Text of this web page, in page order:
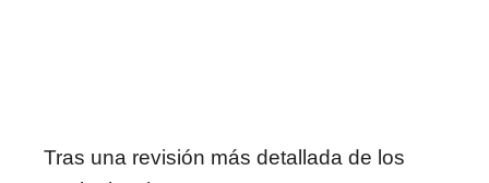
Tras una revisión más detallada de los